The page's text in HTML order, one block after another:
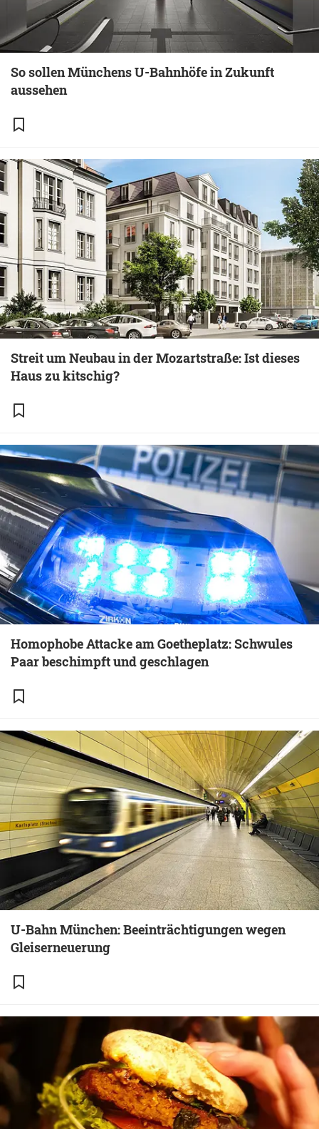
So sollen Münchens U-Bahnhöfe in Zukunft
aussehen
Streit um Neubau in der Mozartstraße: Ist dieses
Haus zu kitschig?
Homophobe Attacke am Goetheplatz: Schwules
Paar beschimpft und geschlagen
U-Bahn München: Beeinträchtigungen wegen
Gleiserneuerung